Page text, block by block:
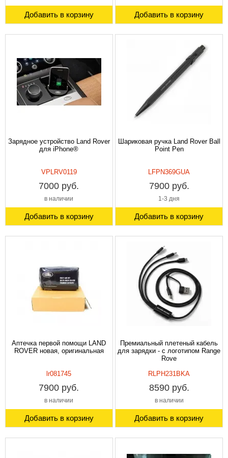
Добавить в корзину Добавить в корзину
Зарядное устройство Land Rover
для iPhone®
VPLRV0119
7000 руб.
в наличии
Добавить в корзину
Шариковая ручка Land Rover Ball
Point Pen
LFPN369GUА
7900 руб.
1-3 дня
Добавить в корзину
Аптечка первой помощи LAND
ROVER новая, оригинальная
lr081745
7900 руб.
в наличии
Добавить в корзину
Премиальный плетеный кабель
для зарядки - с логотипом Range
Rove
RLPH231BKA
8590 руб.
в наличии
Добавить в корзину